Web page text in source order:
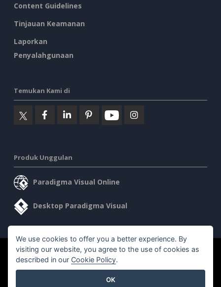
Content Guidelines
Tinjauan Keamanan
Laporkan
Penyalahgunaan
Temukan Kami di
Produk Unggulan
Paradigma Visual Online
Desktop Paradigma Visual
©2026 by Visual Paradigm. Semua hak cipta dilindungi undang-
undang.
We use cookies to offer you a better experience. By
visiting our website, you agree to the use of cookies as
described in our Cookie Policy.
OK